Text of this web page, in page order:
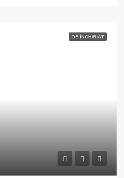
DE ÎNCHIRIAT